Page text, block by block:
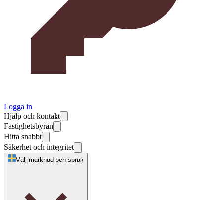
Logga in
Hjälp och kontakt
Fastighetsbyrån
Hitta snabbt
Säkerhet och integritet
Välj marknad och språk